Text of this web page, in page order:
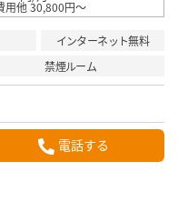
用他 30,800円～
インターネット無料
禁煙ルーム
電話する